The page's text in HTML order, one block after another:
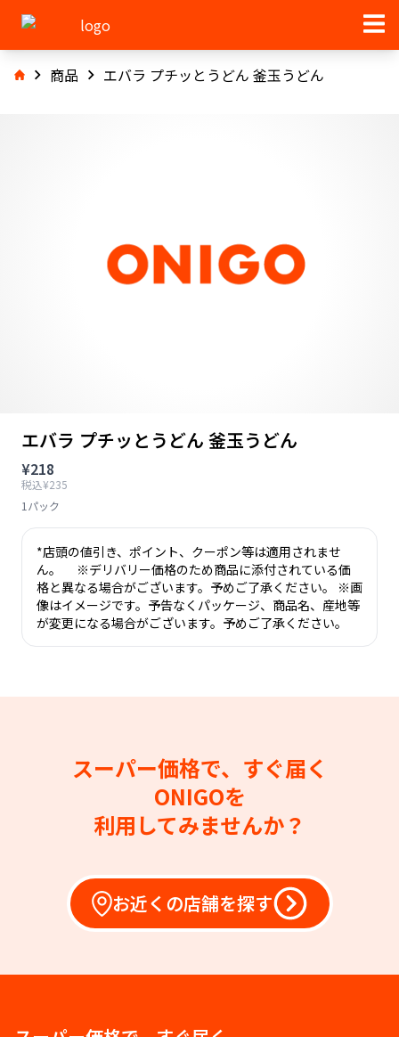
商品 エバラ プチッとうどん 釜玉うどん
エバラ プチッとうどん 釜玉うどん
¥218
税込¥235
1パック
*店頭の値引き、ポイント、クーポン等は適用されませ
ん。 ※デリバリー価格のため商品に添付されている価
格と異なる場合がございます。予めご了承ください。 ※画
像はイメージです。予告なくパッケージ、商品名、産地等
が変更になる場合がございます。予めご了承ください。
スーパー価格で、すぐ届く
ONIGOを
利用してみませんか？
お近くの店舗を探す